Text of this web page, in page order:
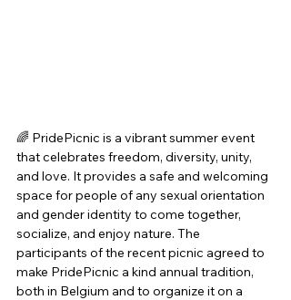
🌈 PridePicnic is a vibrant summer event
that celebrates freedom, diversity, unity,
and love. It provides a safe and welcoming
space for people of any sexual orientation
and gender identity to come together,
socialize, and enjoy nature. The
participants of the recent picnic agreed to
make PridePicnic a kind annual tradition,
both in Belgium and to organize it on a